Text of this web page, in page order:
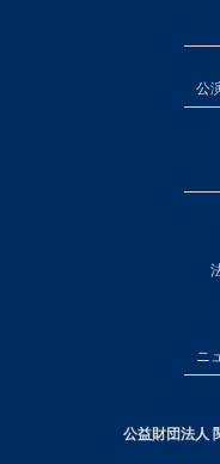
公
ニ
公益財団法人